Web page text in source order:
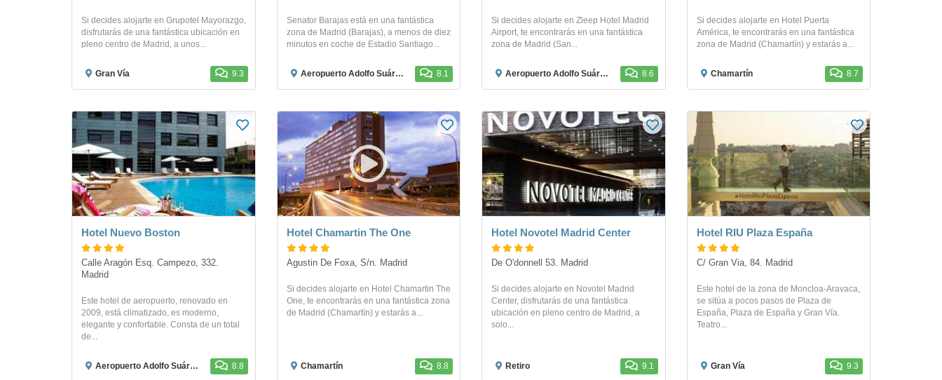
Si decides alojarte en Grupotel Mayorazgo,
disfrutarás de una fantástica ubicación en
pleno centro de Madrid, a unos...
Gran Vía 9.3
Senator Barajas está en una fantástica
zona de Madrid (Barajas), a menos de diez
minutos en coche de Estadio Santiago...
Aeropuerto Adolfo Suárez Madrid-Barajas 8.1
Si decides alojarte en Zleep Hotel Madrid
Airport, te encontrarás en una fantástica
zona de Madrid (San...
Aeropuerto Adolfo Suárez Madrid-Barajas 8.6
Si decides alojarte en Hotel Puerta
América, te encontrarás en una fantástica
zona de Madrid (Chamartín) y estarás a...
Chamartín 8.7
Hotel Nuevo Boston
Calle Aragón Esq. Campezo, 332.
Madrid
Este hotel de aeropuerto, renovado en
2009, está climatizado, es moderno,
elegante y confortable. Consta de un total
de...
Aeropuerto Adolfo Suárez Madrid-Barajas 8.8
Hotel Chamartin The One
Agustin De Foxa, S/n. Madrid
Si decides alojarte en Hotel Chamartin The
One, te encontrarás en una fantástica zona
de Madrid (Chamartín) y estarás a...
Chamartín 8.8
Hotel Novotel Madrid Center
De O'donnell 53. Madrid
Si decides alojarte en Novotel Madrid
Center, disfrutarás de una fantástica
ubicación en pleno centro de Madrid, a
solo...
Retiro 9.1
Hotel RIU Plaza España
C/ Gran Via, 84. Madrid
Este hotel de la zona de Moncloa-Aravaca,
se sitúa a pocos pasos de Plaza de
España, Plaza de España y Gran Vía.
Teatro...
Gran Vía 9.3